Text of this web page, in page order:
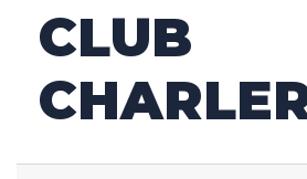
CLUB